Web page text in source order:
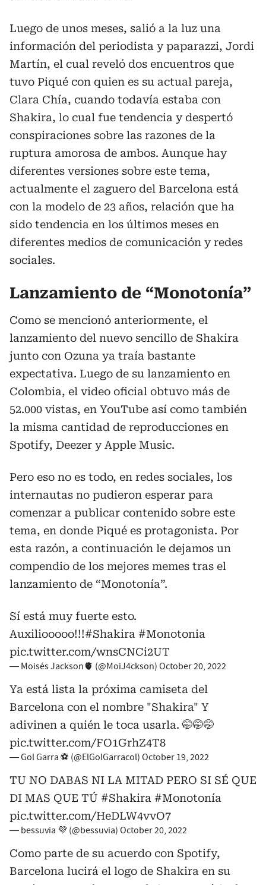
Luego de unos meses, salió a la luz una
información del periodista y paparazzi, Jordi
Martín, el cual reveló dos encuentros que
tuvo Piqué con quien es su actual pareja,
Clara Chía, cuando todavía estaba con
Shakira, lo cual fue tendencia y despertó
conspiraciones sobre las razones de la
ruptura amorosa de ambos. Aunque hay
diferentes versiones sobre este tema,
actualmente el zaguero del Barcelona está
con la modelo de 23 años, relación que ha
sido tendencia en los últimos meses en
diferentes medios de comunicación y redes
sociales.
Lanzamiento de “Monotonía”
Como se mencionó anteriormente, el
lanzamiento del nuevo sencillo de Shakira
junto con Ozuna ya traía bastante
expectativa. Luego de su lanzamiento en
Colombia, el video oficial obtuvo más de
52.000 vistas, en YouTube así como también
la misma cantidad de reproducciones en
Spotify, Deezer y Apple Music.
Pero eso no es todo, en redes sociales, los
internautas no pudieron esperar para
comenzar a publicar contenido sobre este
tema, en donde Piqué es protagonista. Por
esta razón, a continuación le dejamos un
compendio de los mejores memes tras el
lanzamiento de “Monotonía”.
Sí está muy fuerte esto.
Auxiliooooo!!!#Shakira #Monotonia
pic.twitter.com/wnsCNCi2UT
— Moisés Jackson🫀 (@MoiJ4ckson) October 20, 2022
Ya está lista la próxima camiseta del
Barcelona con el nombre "Shakira" Y
adivinen a quién le toca usarla. 🤭🤭🤭
pic.twitter.com/FO1GrhZ4T8
— Gol Garra ⚽ (@ElGolGarracol) October 19, 2022
TU NO DABAS NI LA MITAD PERO SI SÉ QUE
DI MAS QUE TÚ #Shakira #Monotonía
pic.twitter.com/HeDLW4vvO7
— bessuvia 💜 (@bessuvia) October 20, 2022
Como parte de su acuerdo con Spotify,
Barcelona lucirá el logo de Shakira en su